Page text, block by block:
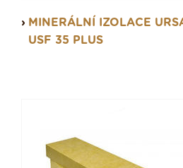
MINERÁLNÍ IZOLACE
USF 35 PLUS